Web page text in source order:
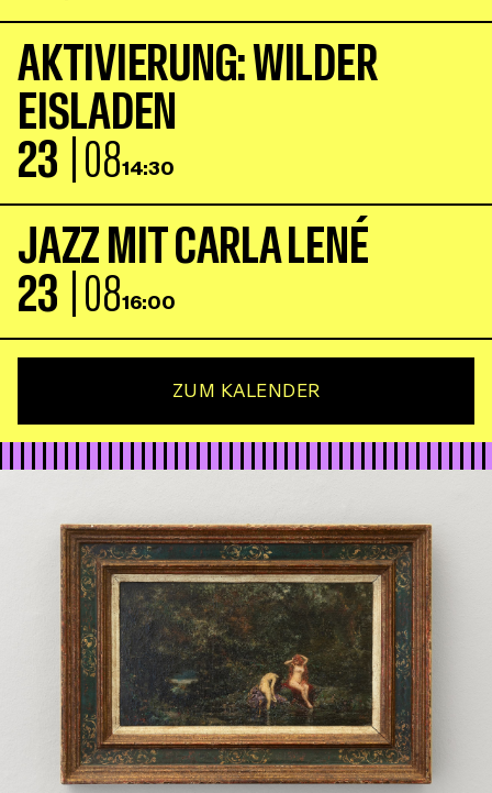
23 | 0814:30
AKT VI ERUNG:W LDER
E SLADEN
23 | 0816:00
JAZZ M TCARLA LEN É
ZUM KALENDER